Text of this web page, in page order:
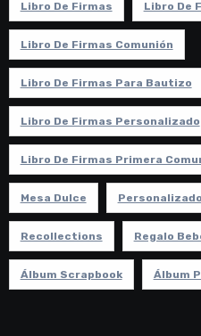
Libro De Firmas Libro De
Libro De Firmas Comunión
Libro De Firmas Para Bautizo
Libro De Firmas Personalizado
Libro De Firmas Primera
Mesa Dulce Personalizado
Recollections Regalo
Álbum Scrapbook Álbum